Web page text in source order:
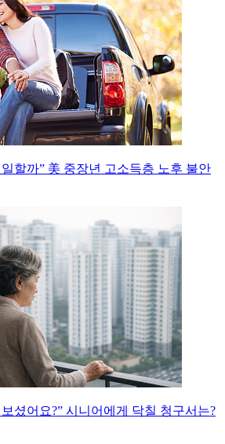
할까” 美 중장년 고소득층 노후 불안
셨어요?” 시니어에게 닥칠 청구서는?